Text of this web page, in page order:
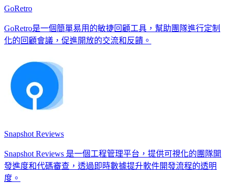
GoRetro
GoRetro是一個簡單易用的敏捷回顧工具，幫助團隊進行定制
化的回顧會議，促進開放的交流和反饋。
Snapshot Reviews
Snapshot Reviews 是一個工程管理平台，提供可視化的團隊開
發進度和代碼審查，透過即時數據提升軟件開發流程的透明
度。